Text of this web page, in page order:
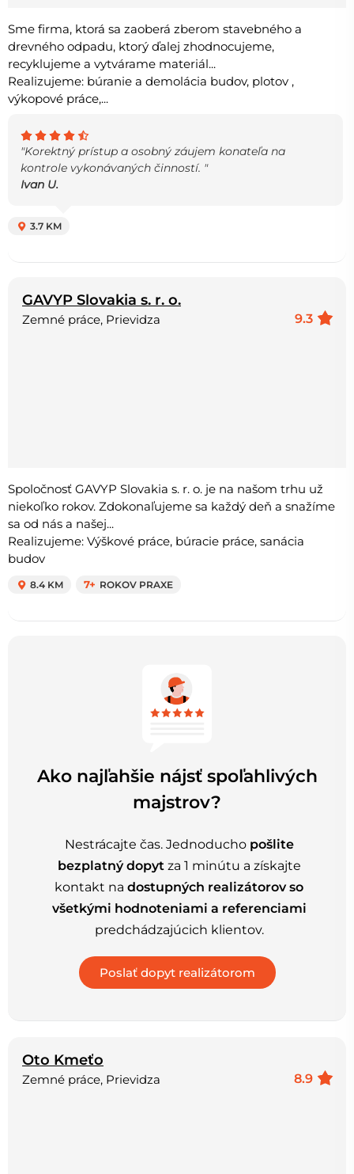
Sme firma, ktorá sa zaoberá zberom stavebného a
drevného odpadu, ktorý ďalej zhodnocujeme,
recyklujeme a vytvárame materiál...
Realizujeme: búranie a demolácia budov, plotov ,
výkopové práce,...
"Korektný prístup a osobný záujem konateľa na
kontrole vykonávaných činností. "
Ivan U.
3.7 KM
GAVYP Slovakia s. r. o.
9.3
Zemné práce, Prievidza
Spoločnosť GAVYP Slovakia s. r. o. je na našom trhu už
niekoľko rokov. Zdokonaľujeme sa každý deň a snažíme
sa od nás a našej...
Realizujeme: Výškové práce, búracie práce, sanácia
budov
8.4 KM 7+ ROKOV PRAXE
Ako najľahšie nájsť spoľahlivých
majstrov?
Nestrácajte čas. Jednoducho pošlite
bezplatný dopyt za 1 minútu a získajte
kontakt na dostupných realizátorov so
všetkými hodnoteniami a referenciami
predchádzajúcich klientov.
Oto Kmeťo
8.9
Zemné práce, Prievidza